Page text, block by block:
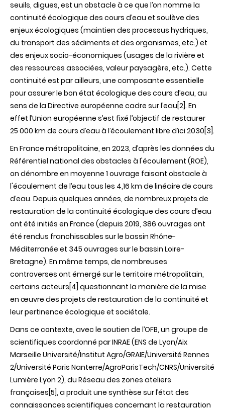
une
synthèse
collective
pour
des
projets
co-
construits
efficaces
seuils, digues, est un obstacle à ce que l’on nomme la
continuité écologique des cours d’eau et soulève des
enjeux écologiques (maintien des processus hydriques,
du transport des sédiments et des organismes, etc.) et
des enjeux socio-économiques (usages de la rivière et
des ressources associées, valeur paysagère, etc.). Cette
continuité est par ailleurs, une composante essentielle
pour assurer le bon état écologique des cours d’eau, au
sens de la Directive européenne cadre sur l’eau [2] . En
effet l’Union européenne s’est fixé l’objectif de restaurer
25 000 km de cours d’eau à l’écoulement libre d’ici 2030 [3] .
En France métropolitaine, en 2023, d’après les données du
Référentiel national des obstacles à l'écoulement (ROE),
on dénombre en moyenne 1 ouvrage faisant obstacle à
l'écoulement de l’eau tous les 4,16 km de linéaire de cours
d’eau. Depuis quelques années, de nombreux projets de
restauration de la continuité écologique des cours d’eau
ont été initiés en France (depuis 2019, 386 ouvrages ont
été rendus franchissables sur le bassin Rhône-
Méditerranée et 345 ouvrages sur le bassin Loire-
Bretagne). En même temps, de nombreuses
controverses ont émergé sur le territoire métropolitain,
certains acteurs [4] questionnant la manière de la mise
en œuvre des projets de restauration de la continuité et
leur pertinence écologique et sociétale.
Dans ce contexte, avec le soutien de l’OFB, un groupe de
scientifiques coordonné par INRAE (ENS de Lyon/Aix
Marseille Université/Institut Agro/GRAIE/Université Rennes
2/Université Paris Nanterre/AgroParisTech/CNRS/Université
Lumière Lyon 2), du Réseau des zones ateliers
françaises [5] , a produit une synthèse sur l’état des
connaissances scientifiques concernant la restauration